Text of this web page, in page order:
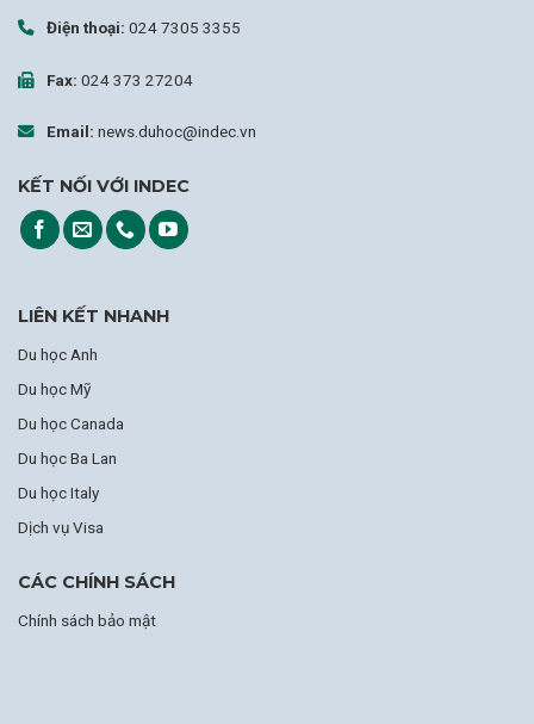
Điện thoại: 024 7305 3355
Fax: 024 373 27204
Email: news.duhoc@indec.vn
KẾT NỐI VỚI INDEC
LIÊN KẾT NHANH
Du học Anh
Du học Mỹ
Du học Canada
Du học Ba Lan
Du học Italy
Dịch vụ Visa
CÁC CHÍNH SÁCH
Chính sách bảo mật